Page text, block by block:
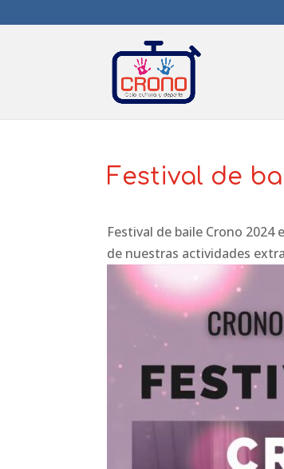
Festival de
Festival de baile Crono
de nuestras actividades